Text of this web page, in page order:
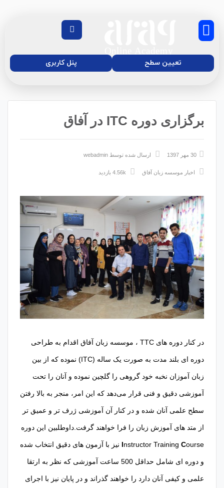
تعیین سطح پنل کاربری
برگزاری دوره ITC در آفاق
30 مهر 1397 ارسال شده توسط webadmin
اخبار موسسه زبان آفاق
در کنار دوره های TTC ، موسسه زبان آفاق اقدام به طراحی
دوره ای بلند مدت به صورت یک ساله (ITC) نموده که از بین
زبان آموزان نخبه خود گروهی را گلچین نموده و آنان را تحت
آموزشی دقیق و فنی قرار می‌دهد که این امر، منجر به بالا رفتن
سطح علمی آنان شده و در کنار آن آموزشی ژرف تر و عمیق تر
از متد های آموزش زبان را فرا خواهند گرفت.داوطلبین این دوره
Instructor Training C ourse نیز با آزمون های دقیق انتخاب شده
و دوره ای شامل حداقل 500 ساعت آموزشی که نظر به ارتقا
علمی و کیفی آنان دارد را خواهند گذراند و در پایان نیز با اجرای